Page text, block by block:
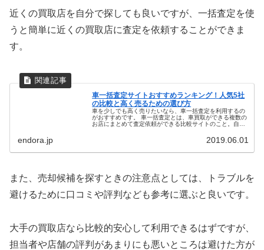
近くの買取店を自分で探しても良いですが、一括査定を使
うと簡単に近くの買取店に査定を依頼することができま
す。
車一括査定サイトおすすめランキング！人気5社
の比較と高く売るための選び方
車を少しでも高く売りたいなら、車一括査定を利用するの
がおすすめです。 車一括査定とは、車買取ができる複数の
お店にまとめて査定依頼ができる比較サイトのこと。自分
endora.jp 2019.06.01
また、売却候補を探すときの注意点としては、トラブルを
避けるために口コミや評判なども参考に選ぶと良いです。
大手の買取店なら比較的安心して利用できるはずですが、
担当者や店舗の評判があまりにも悪いところは避けた方が